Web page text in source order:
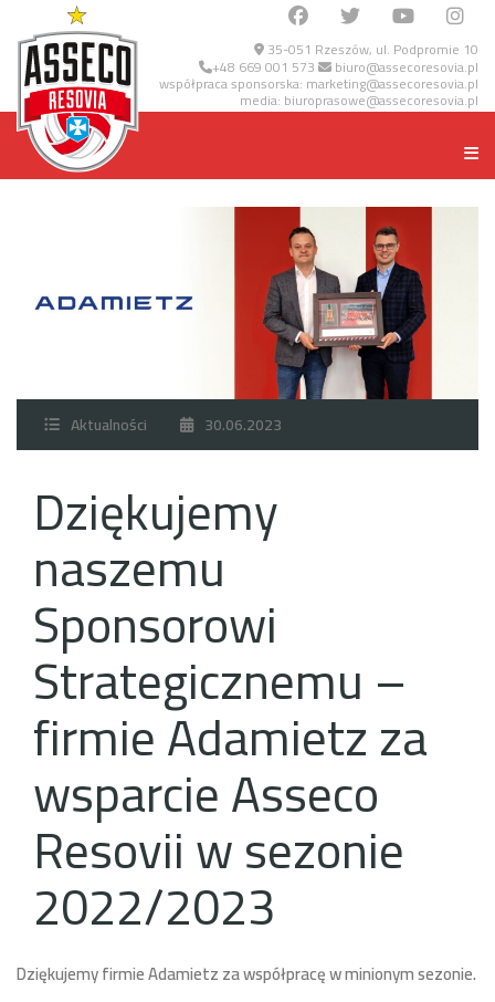
35-051 Rzeszów, ul. Podpromie 10
+48 669 001 573 biuro@assecoresovia.pl
współpraca sponsorska: marketing@assecoresovia.pl
media: biuroprasowe@assecoresovia.pl
Aktualności 30.06.2023
Dziękujemy
naszemu
Sponsorowi
Strategicznemu –
firmie Adamietz za
wsparcie Asseco
Resovii w sezonie
2022/2023
Dziękujemy firmie Adamietz za współpracę w minionym sezonie.